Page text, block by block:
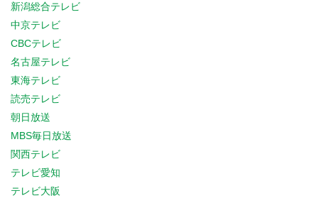
新潟総合テレビ
中京テレビ
CBCテレビ
名古屋テレビ
東海テレビ
読売テレビ
朝日放送
MBS毎日放送
関西テレビ
テレビ愛知
テレビ大阪